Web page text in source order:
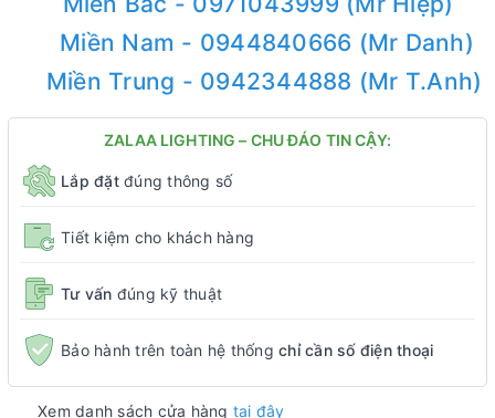
Miền Nam - 0944840666 (Mr Danh)
Miền Trung - 0942344888 (Mr T.Anh)
ZALAA LIGHTING – CHU ĐÁO TIN CẬY:
Lắp đặtđúng thông số
Tiết kiệm cho khách hàng
Tư vấn đúng kỹ thuật
Bảo hành trên toàn hệ thống chỉ cần số điện thoại
Xem danh sách cửa hàng tại đây